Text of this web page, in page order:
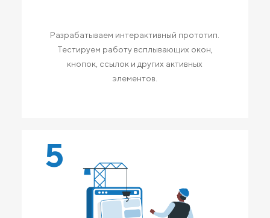
Разрабатываем интерактивный прототип.
Тестируем работу всплывающих окон,
кнопок, ссылок и других активных
элементов.
5